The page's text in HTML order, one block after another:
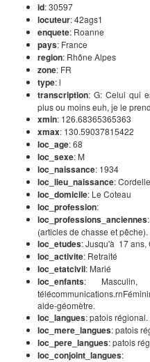
id: 30597
locuteur: 42ags1
enquete: Roanne
pays: France
region: Rhône Alpes
zone: FR
type: l
transcription: G: Celui qui
plus ou moins euh, je le
xmin: 126.68365365363
xmax: 130.59037815422
loc_age: 68
loc_sexe: M
loc_naissance: 1934
loc_lieu_naissance:
loc_domicile: Le Coteau
loc_profession:
loc_professions_anciennes
(articles de chasse et pêche).
loc_etudes: Jusqu'à 17 ans,
loc_activite: Retraité
loc_etatcivil: Marié
loc_enfants:
aide-géomètre.
loc_langues: patois régional.
loc_mere_langues: patois
loc_pere_langues: patois
loc_conjoint_langues: